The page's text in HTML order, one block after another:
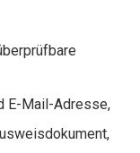
E-Mail-Adresse,